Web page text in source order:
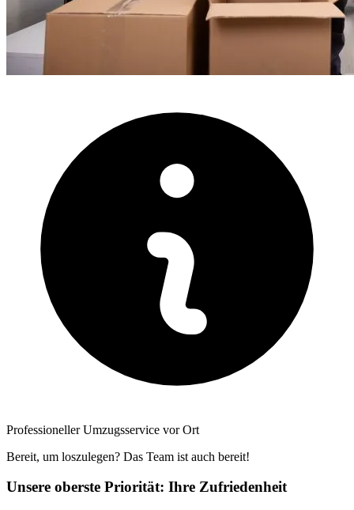
Professioneller Umzugsservice vor Ort
Bereit, um loszulegen? Das Team ist auch bereit!
Unsere oberste Priorität: Ihre Zufriedenheit